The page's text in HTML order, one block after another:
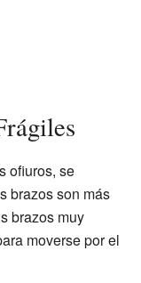
ofiuros, se
brazos son más
brazos muy
moverse por el